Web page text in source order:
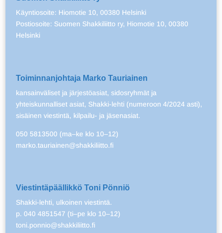
Käyntiosoite: Hiomotie 10, 00380 Helsinki
Postiosoite: Suomen Shakkiliitto ry, Hiomotie 10, 00380
Helsinki
Toiminnanjohtaja Marko Tauriainen
kansainväliset ja järjestöasiat, sidosryhmät ja
yhteiskunnalliset asiat, Shakki-lehti (numeroon 4/2024 asti),
sisäinen viestintä, kilpailu- ja jäsenasiat.
050 5813500 (ma–ke klo 10–12)
marko.tauriainen@shakkiliitto.fi
Viestintäpäällikkö Toni Pönniö
Shakki-lehti, ulkoinen viestintä.
p. 040 4851547 (ti–pe klo 10–12)
toni.ponnio@shakkiliitto.fi